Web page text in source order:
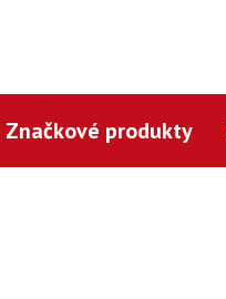
Značkové produkty